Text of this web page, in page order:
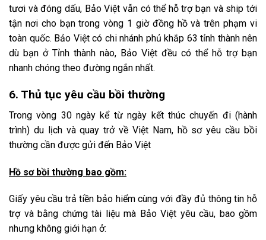
tươi và đóng dấu, Bảo Việt vẫn có thể hỗ trợ bạn và ship tới
tận nơi cho bạn trong vòng 1 giờ đồng hồ và trên phạm vi
toàn quốc. Bảo Việt có chi nhánh phủ khắp 63 tỉnh thành nên
dù bạn ở Tỉnh thành nào, Bảo Việt đều có thể hỗ trợ bạn
nhanh chóng theo đường ngắn nhất.
6. Thủ tục yêu cầu bồi thường
Trong vòng 30 ngày kể từ ngày kết thúc chuyến đi (hành
trình) du lịch và quay trở về Việt Nam, hồ sơ yêu cầu bồi
thường cần được gửi đến Bảo Việt
Hồ sơ bồi thường bao gồm:
Giấy yêu cầu trả tiền bảo hiểm cùng với đầy đủ thông tin hỗ
trợ và bằng chứng tài liệu mà Bảo Việt yêu cầu, bao gồm
nhưng không giới hạn ở: